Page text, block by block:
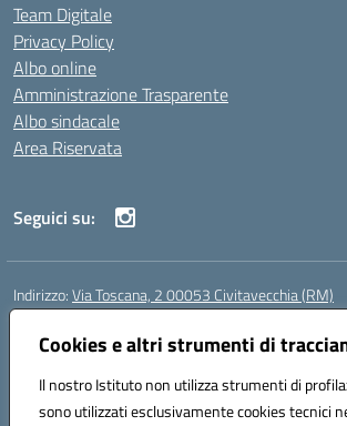
Cookies e altri strumenti di
Il nostro Istituto non utilizza strumenti di
sono utilizzati esclusivamente cookies tecnici
Team Digitale
Privacy Policy
Albo online
Amministrazione Trasparente
Albo sindacale
Area Riservata
Seguici su:
Indirizzo:Via Toscana, 2 00053 Civitavecchia (RM)
Centralino:
Posta elettronica certificata (PEC):
Codice fiscale: 91038380589
Codice meccanografico:RMIC8B900G